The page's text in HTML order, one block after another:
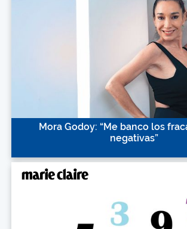
Mora Godoy: “Me banco los
negativas”